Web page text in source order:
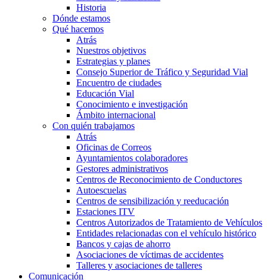
Historia
Dónde estamos
Qué hacemos
Atrás
Nuestros objetivos
Estrategias y planes
Consejo Superior de Tráfico y Seguridad Vial
Encuentro de ciudades
Educación Vial
Conocimiento e investigación
Ámbito internacional
Con quién trabajamos
Atrás
Oficinas de Correos
Ayuntamientos colaboradores
Gestores administrativos
Centros de Reconocimiento de Conductores
Autoescuelas
Centros de sensibilización y reeducación
Estaciones ITV
Centros Autorizados de Tratamiento de Vehículos
Entidades relacionadas con el vehículo histórico
Bancos y cajas de ahorro
Asociaciones de víctimas de accidentes
Talleres y asociaciones de talleres
Comunicación